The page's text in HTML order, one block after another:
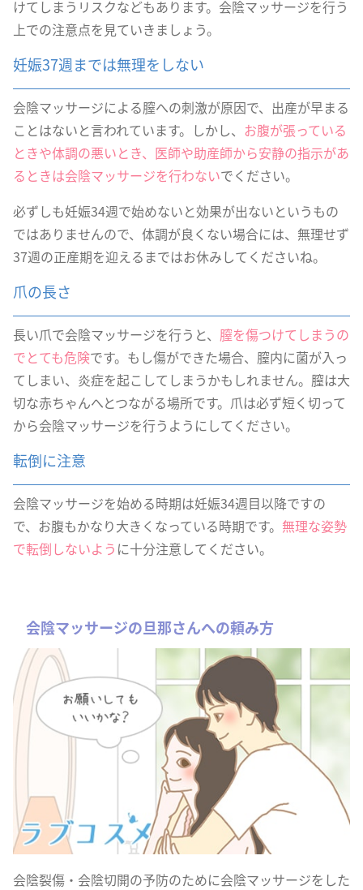
けてしまうリスクなどもあります。会陰マッサージを行う
上での注意点を見ていきましょう。
妊娠37週までは無理をしない
会陰マッサージによる膣への刺激が原因で、出産が早まる
ことはないと言われています。しかし、 お腹が張っている
ときや体調の悪いとき、医師や助産師から安静の指示があ
るときは会陰マッサージを行わないでください。
必ずしも妊娠34週で始めないと効果が出ないというもの
ではありませんので、体調が良くない場合には、無理せず
37週の正産期を迎えるまではお休みしてくださいね。
爪の長さ
長い爪で会陰マッサージを行うと、 膣を傷つけてしまうの
でとても危険です。もし傷ができた場合、膣内に菌が入っ
てしまい、炎症を起こしてしまうかもしれません。膣は大
切な赤ちゃんへとつながる場所です。爪は必ず短く切って
から会陰マッサージを行うようにしてください。
転倒に注意
会陰マッサージを始める時期は妊娠34週目以降ですの
で、お腹もかなり大きくなっている時期です。 無理な姿勢
で転倒しないよう に十分注意してください。
会陰マッサージの旦那さんへの頼み方
会陰裂傷・会陰切開の予防のために会陰マッサージをした